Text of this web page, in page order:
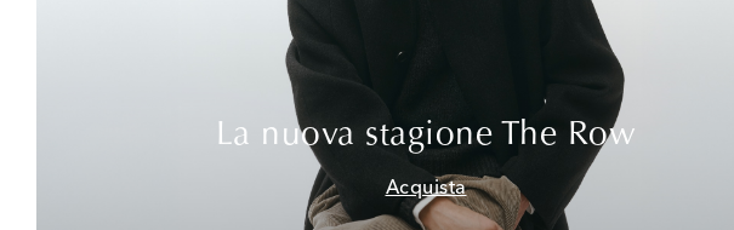
La nuova stagione The Row
Acquista